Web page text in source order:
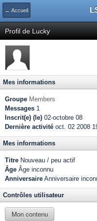
← Accueil
Profil de Lucky
Mes informations
Groupe Members
Messages 1
Inscrit(e) (le) 02-octobre 08
Dernière activité oct. 02 2008
Mes informations
Titre Nouveau / peu actif
Âge Âge inconnu
Anniversaire Anniversaire
Contrôles utilisateur
Mon contenu